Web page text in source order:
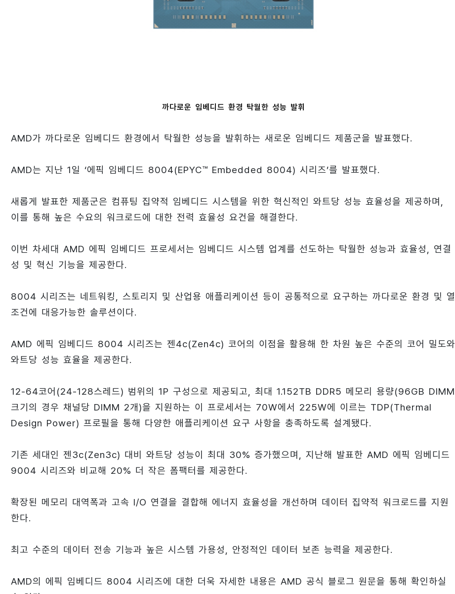
까다로운 임베디드 환경 탁월한 성능 발휘
AMD가 까다로운 임베디드 환경에서 탁월한 성능을 발휘하는 새로운 임베디드 제품군을 발표했다.
AMD는 지난 1일 ‘에픽 임베디드 8004(EPYC™ Embedded 8004) 시리즈’를 발표했다.
새롭게 발표한 제품군은 컴퓨팅 집약적 임베디드 시스템을 위한 혁신적인 와트당 성능 효율성을 제공하며,
이를 통해 높은 수요의 워크로드에 대한 전력 효율성 요건을 해결한다.
이번 차세대 AMD 에픽 임베디드 프로세서는 임베디드 시스템 업계를 선도하는 탁월한 성능과 효율성, 연결
성 및 혁신 기능을 제공한다.
8004 시리즈는 네트워킹, 스토리지 및 산업용 애플리케이션 등이 공통적으로 요구하는 까다로운 환경 및 열
조건에 대응가능한 솔루션이다.
AMD 에픽 임베디드 8004 시리즈는 젠4c(Zen4c) 코어의 이점을 활용해 한 차원 높은 수준의 코어 밀도와
와트당 성능 효율을 제공한다.
12-64코어(24-128스레드) 범위의 1P 구성으로 제공되고, 최대 1.152TB DDR5 메모리 용량(96GB DIMM
크기의 경우 채널당 DIMM 2개)을 지원하는 이 프로세서는 70W에서 225W에 이르는 TDP(Thermal
Design Power) 프로필을 통해 다양한 애플리케이션 요구 사항을 충족하도록 설계됐다.
기존 세대인 젠3c(Zen3c) 대비 와트당 성능이 최대 30% 증가했으며, 지난해 발표한 AMD 에픽 임베디드
9004 시리즈와 비교해 20% 더 작은 폼팩터를 제공한다.
확장된 메모리 대역폭과 고속 I/O 연결을 결합해 에너지 효율성을 개선하며 데이터 집약적 워크로드를 지원
한다.
최고 수준의 데이터 전송 기능과 높은 시스템 가용성, 안정적인 데이터 보존 능력을 제공한다.
AMD의 에픽 임베디드 8004 시리즈에 대한 더욱 자세한 내용은 AMD 공식 블로그 원문을 통해 확인하실